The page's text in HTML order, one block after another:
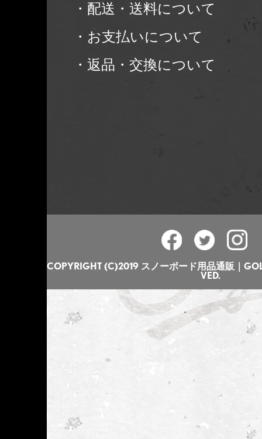
・配送・送料について
・お支払いについて
・返品・交換について
COPYRIGHT (C)2019 スノーボード用品通販｜
VED.